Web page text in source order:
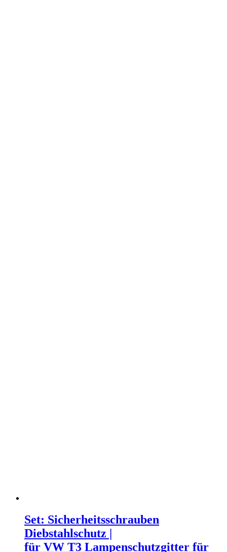
Set: Sicherheitsschrauben
Diebstahlschutz |
für VW T3 Lampenschutzgitter für